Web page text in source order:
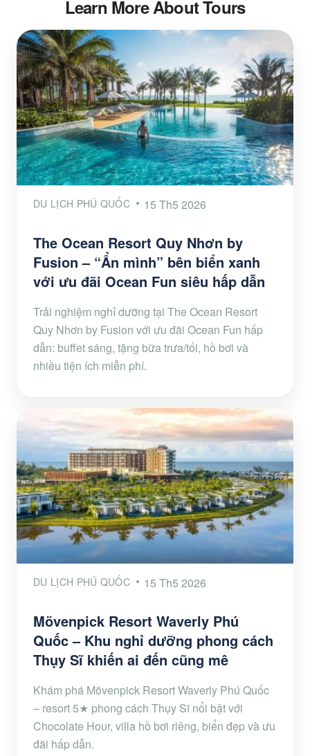
Learn More About Tours
DU LỊCH PHÚ QUỐC 15 Th5 2026
The Ocean Resort Quy Nhơn by
Fusion – “Ẩn mình” bên biển xanh
với ưu đãi Ocean Fun siêu hấp dẫn
Trải nghiệm nghỉ dưỡng tại The Ocean Resort
Quy Nhơn by Fusion với ưu đãi Ocean Fun hấp
dẫn: buffet sáng, tặng bữa trưa/tối, hồ bơi và
nhiều tiện ích miễn phí.
DU LỊCH PHÚ QUỐC 15 Th5 2026
Mövenpick Resort Waverly Phú
Quốc – Khu nghỉ dưỡng phong cách
Thụy Sĩ khiến ai đến cũng mê
Khám phá Mövenpick Resort Waverly Phú Quốc
– resort 5★ phong cách Thụy Sĩ nổi bật với
Chocolate Hour, villa hồ bơi riêng, biển đẹp và ưu
đãi hấp dẫn.